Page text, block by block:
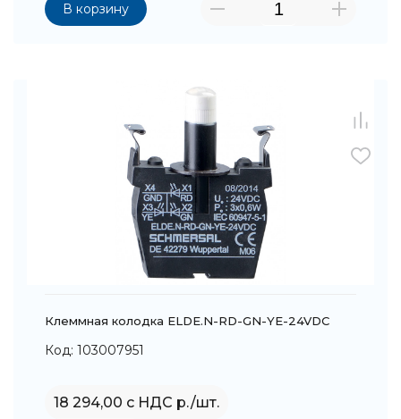
В корзину
Клеммная колодка ELDE.N-RD-GN-YE-24VDC
Код: 103007951
18 294,00 с НДС р./шт.